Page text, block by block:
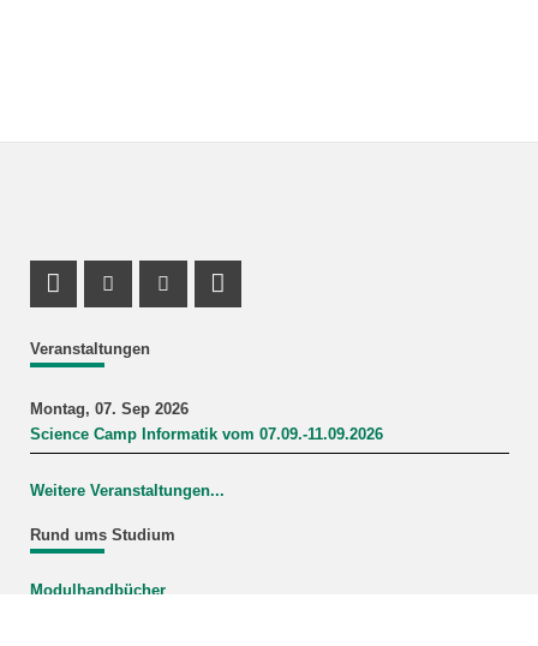
Veranstaltungen
Montag, 07. Sep 2026
Science Camp Informatik vom 07.09.-11.09.2026
Weitere Veranstaltungen...
Rund ums Studium
Modulhandbücher
Profil Mastodon
Instagram Profil
Youtube Profil
LinkedIn Profil